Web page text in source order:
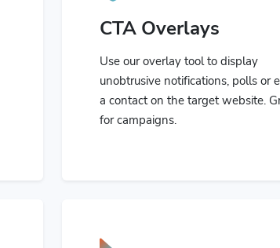
CTA Overlays
Use our overlay tool to display
unobtrusive notifications, polls or
a contact on the target website.
for campaigns.